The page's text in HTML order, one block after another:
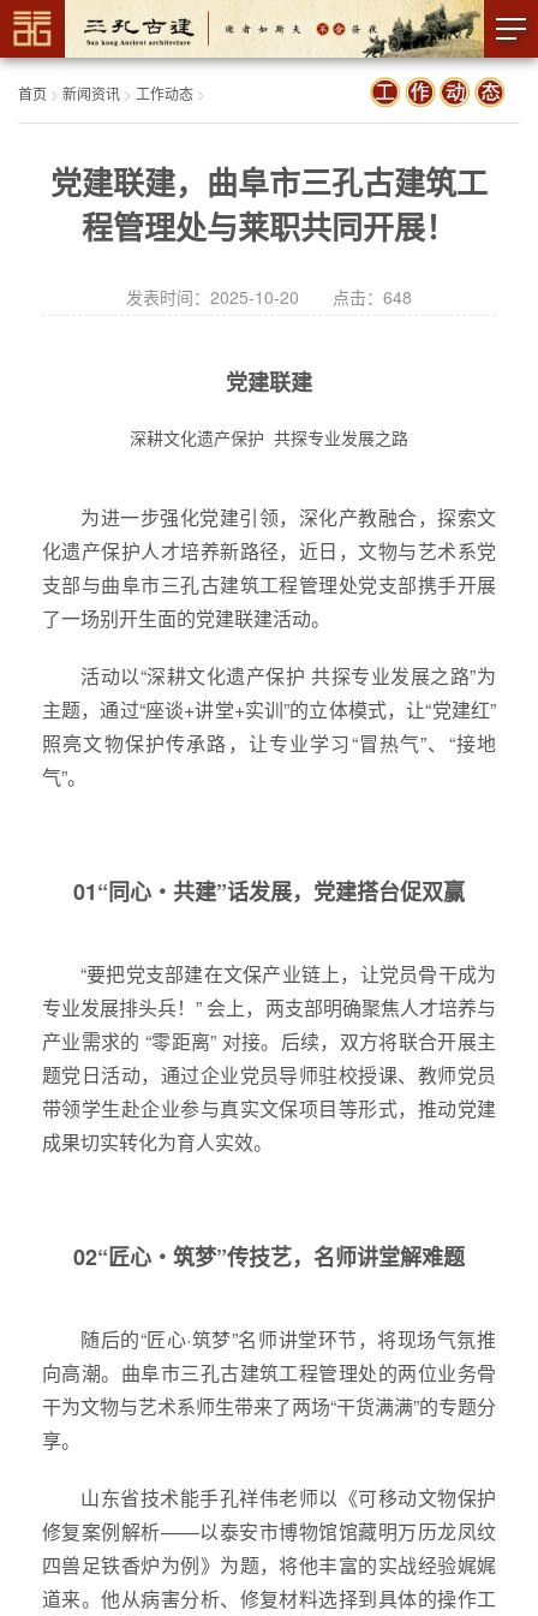
首页 > 新闻资讯 > 工作动态 >
党建联建，曲阜市三孔古建筑工
程管理处与莱职共同开展！
发表时间：2025-10-20 点击： 648
党建联建
深耕文化遗产保护 共探专业发展之路
为进一步强化党建引领，深化产教融合，探索文
化遗产保护人才培养新路径，近日，文物与艺术系党
支部与曲阜市三孔古建筑工程管理处党支部携手开展
了一场别开生面的党建联建活动。
活动以“深耕文化遗产保护 共探专业发展之路”为
主题，通过“座谈+讲堂+实训”的立体模式，让“党建红”
照亮文物保护传承路，让专业学习“冒热气”、“接地
气”。
01“同心・共建”话发展，党建搭台促双赢
“要把党支部建在文保产业链上，让党员骨干成为
专业发展排头兵！” 会上，两支部明确聚焦人才培养与
产业需求的 “零距离” 对接。后续，双方将联合开展主
题党日活动，通过企业党员导师驻校授课、教师党员
带领学生赴企业参与真实文保项目等形式，推动党建
成果切实转化为育人实效。
02“匠心・筑梦”传技艺，名师讲堂解难题
随后的“匠心·筑梦”名师讲堂环节，将现场气氛推
向高潮。曲阜市三孔古建筑工程管理处的两位业务骨
干为文物与艺术系师生带来了两场“干货满满”的专题分
享。
山东省技术能手孔祥伟老师以《可移动文物保护
修复案例解析——以泰安市博物馆馆藏明万历龙凤纹
四兽足铁香炉为例》为题，将他丰富的实战经验娓娓
道来。他从病害分析、修复材料选择到具体的操作工